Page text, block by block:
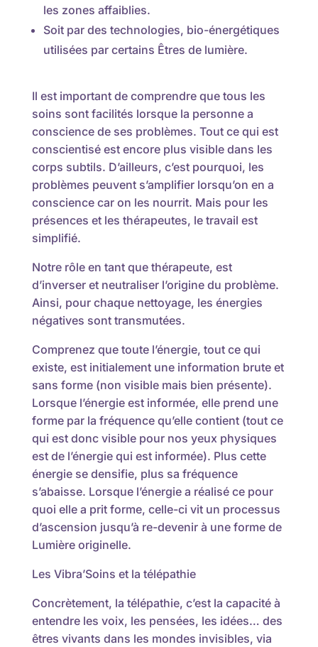
les zones affaiblies.
Soit par des technologies, bio-énergétiques
utilisées par certains Êtres de lumière.
Il est important de comprendre que tous les
soins sont facilités lorsque la personne a
conscience de ses problèmes. Tout ce qui est
conscientisé est encore plus visible dans les
corps subtils. D’ailleurs, c’est pourquoi, les
problèmes peuvent s’amplifier lorsqu’on en a
conscience car on les nourrit. Mais pour les
présences et les thérapeutes, le travail est
simplifié.
Notre rôle en tant que thérapeute, est
d’inverser et neutraliser l’origine du problème.
Ainsi, pour chaque nettoyage, les énergies
négatives sont transmutées.
Comprenez que toute l’énergie, tout ce qui
existe, est initialement une information brute et
sans forme (non visible mais bien présente).
Lorsque l’énergie est informée, elle prend une
forme par la fréquence qu’elle contient (tout ce
qui est donc visible pour nos yeux physiques
est de l’énergie qui est informée). Plus cette
énergie se densifie, plus sa fréquence
s’abaisse. Lorsque l’énergie a réalisé ce pour
quoi elle a prit forme, celle-ci vit un processus
d’ascension jusqu’à re-devenir à une forme de
Lumière originelle.
Les Vibra’Soins et la télépathie
Concrètement, la télépathie, c’est la capacité à
entendre les voix, les pensées, les idées… des
êtres vivants dans les mondes invisibles, via